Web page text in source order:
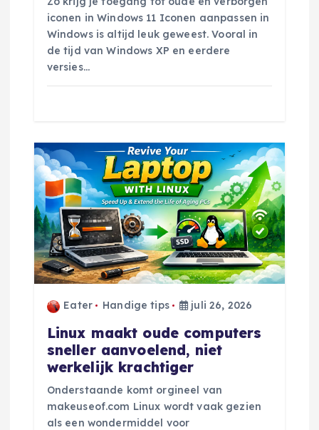
e
iconen in Windows 11 Iconen aanpassen in
Windows is altijd leuk geweest. Vooral in
de tijd van Windows XP en eerdere
versies…
Eater Handige tips juli 26, 2026
Linux maakt oude computers
sneller aanvoelend, niet
werkelijk krachtiger
Onderstaande komt orgineel van
makeuseof.com Linux wordt vaak gezien
als een wondermiddel voor